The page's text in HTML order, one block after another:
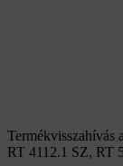
Termékvisszahívás
RT 4112.1 SZ, RT